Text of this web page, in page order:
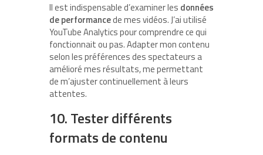
Il est indispensable d’examiner les données
de performancede mes vidéos. J’ai utilisé
YouTube Analytics pour comprendre ce qui
fonctionnait ou pas. Adapter mon contenu
selon les préférences des spectateurs a
amélioré mes résultats, me permettant
de m’ajuster continuellement à leurs
attentes.
10. Tester différents
formats de contenu